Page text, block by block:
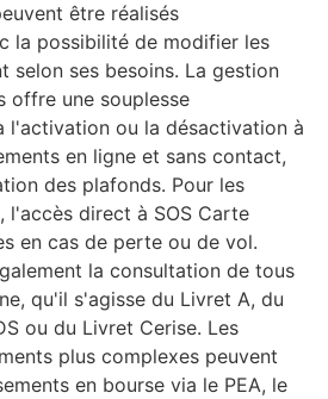
être réalisés
la possibilité de modifier les
selon ses besoins. La gestion
offre une souplesse
l'activation ou la désactivation à
en ligne et sans contact,
des plafonds. Pour les
l'accès direct à SOS Carte
en cas de perte ou de vol.
la consultation de tous
qu'il s'agisse du Livret A, du
ou du Livret Cerise. Les
plus complexes peuvent
en bourse via le PEA, le